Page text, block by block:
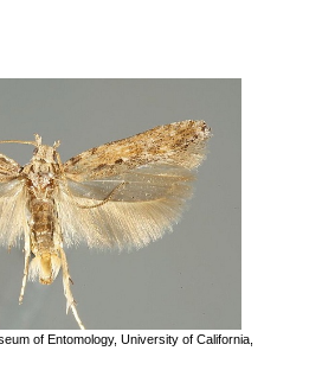
of Entomology, University of California,